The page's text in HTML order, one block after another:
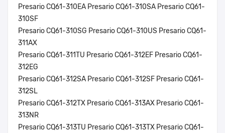
Presario CQ61-310EA Presario CQ61-310SA Presario CQ61-
310SF
Presario CQ61-310SG Presario CQ61-310US Presario CQ61-
311AX
Presario CQ61-311TU Presario CQ61-312EF Presario CQ61-
312EG
Presario CQ61-312SA Presario CQ61-312SF Presario CQ61-
312SL
Presario CQ61-312TX Presario CQ61-313AX Presario CQ61-
313NR
Presario CQ61-313TU Presario CQ61-313TX Presario CQ61-